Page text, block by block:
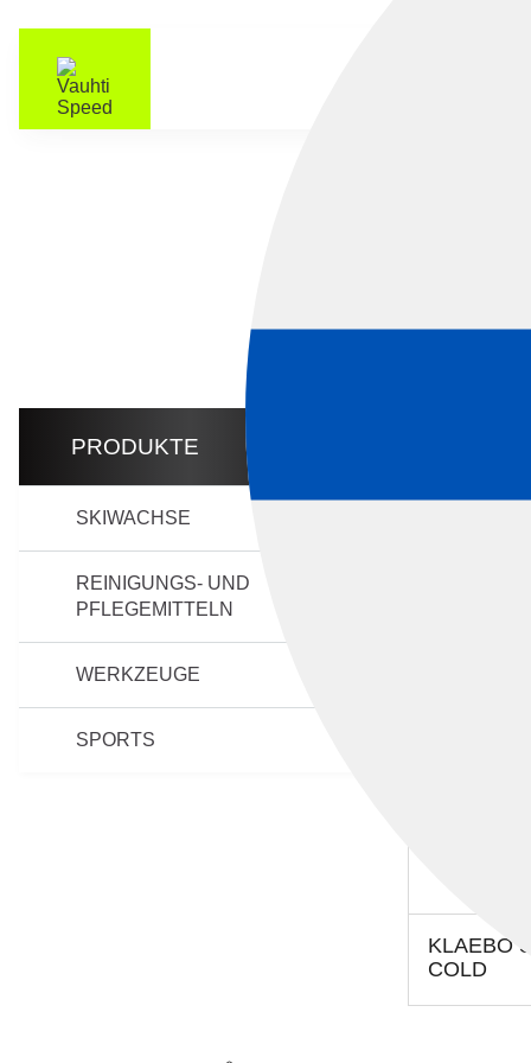
PRODUKTE
SKIWACHSE
REINIGUNGS- UND
PFLEGEMITTELN
WERKZEUGE
SPORTS
KLAEBO
COLD